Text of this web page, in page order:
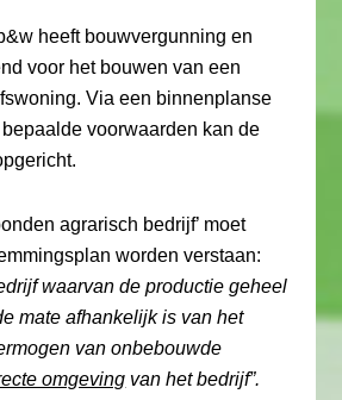
heeft bouwvergunning en
voor het bouwen van een
Via een binnenplanse
voorwaarden kan de
agrarisch bedrijf’ moet
worden verstaan:
waarvan de productie geheel
mate afhankelijk is van het
van onbebouwde
omgeving van het bedrijf”.